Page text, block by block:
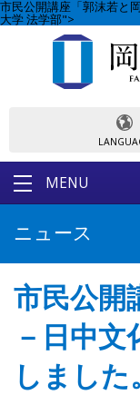
市民公開講座「郭沫若と
大学 法学部">
MENU
ニュース
市民公開
－日中
しました。